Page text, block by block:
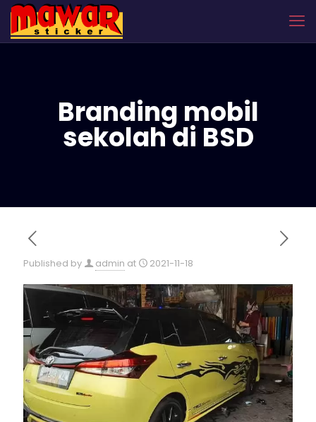
Branding mobil
sekolah di BSD
Published by admin at 2021-11-18